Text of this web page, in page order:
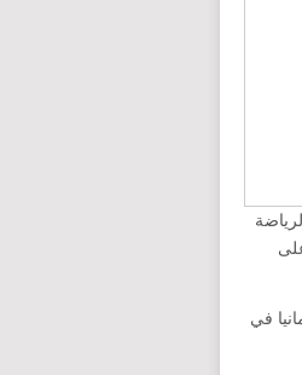
على
ألمانيا في